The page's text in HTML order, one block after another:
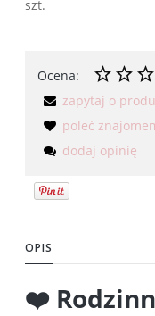
szt.
Ocena:
zapytaj o
poleć
dodaj opinię
OPIS
❤️